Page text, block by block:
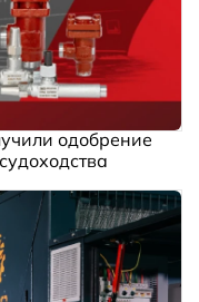
одобрение